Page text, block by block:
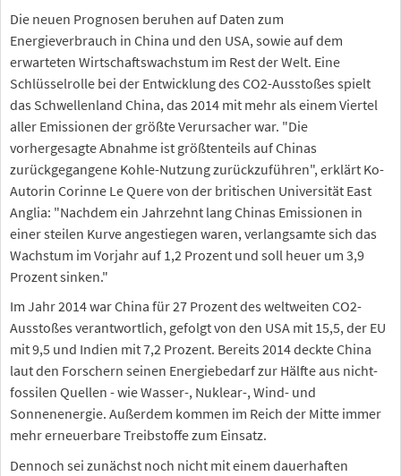
Die neuen Prognosen beruhen auf Daten zum
Energieverbrauch in China und den USA, sowie auf dem
erwarteten Wirtschaftswachstum im Rest der Welt. Eine
Schlüsselrolle bei der Entwicklung des CO2-Ausstoßes spielt
das Schwellenland China, das 2014 mit mehr als einem Viertel
aller Emissionen der größte Verursacher war. "Die
vorhergesagte Abnahme ist größtenteils auf Chinas
zurückgegangene Kohle-Nutzung zurückzuführen", erklärt Ko-
Autorin Corinne Le Quere von der britischen Universität East
Anglia: "Nachdem ein Jahrzehnt lang Chinas Emissionen in
einer steilen Kurve angestiegen waren, verlangsamte sich das
Wachstum im Vorjahr auf 1,2 Prozent und soll heuer um 3,9
Prozent sinken."
Im Jahr 2014 war China für 27 Prozent des weltweiten CO2-
Ausstoßes verantwortlich, gefolgt von den USA mit 15,5, der EU
mit 9,5 und Indien mit 7,2 Prozent. Bereits 2014 deckte China
laut den Forschern seinen Energiebedarf zur Hälfte aus nicht-
fossilen Quellen - wie Wasser-, Nuklear-, Wind- und
Sonnenenergie. Außerdem kommen im Reich der Mitte immer
mehr erneuerbare Treibstoffe zum Einsatz.
Dennoch sei zunächst noch nicht mit einem dauerhaften